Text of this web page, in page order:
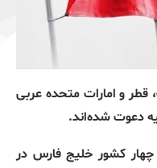
قطر و امارات متحده عربی
دعوت شده‌اند.
کشور خلیج فارس در